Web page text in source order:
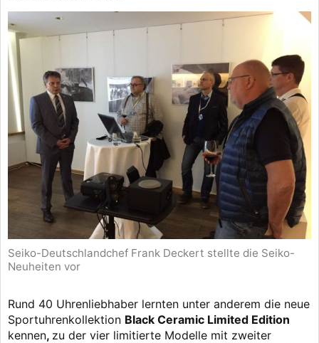
Seiko-Deutschlandchef Frank Deckert stellte die Seiko-
Neuheiten vor
Rund 40 Uhrenliebhaber lernten unter anderem die neue
Sportuhrenkollektion Black Ceramic Limited Edition
kennen, zu der vier limitierte Modelle mit zweiter